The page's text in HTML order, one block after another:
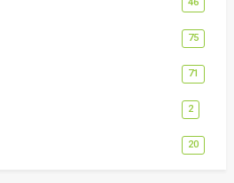
75
71
2
20